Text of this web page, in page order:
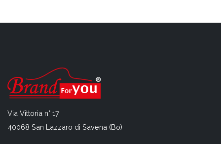
Via Vittoria n° 17
40068 San Lazzaro di Savena (Bo)